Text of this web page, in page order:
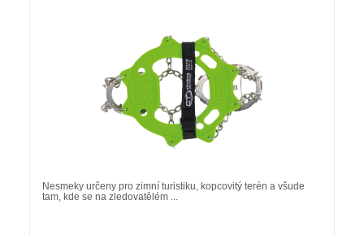
Nesmeky určeny pro zimní turistiku, kopcovitý terén a všude
tam, kde se na zledovatělém ...